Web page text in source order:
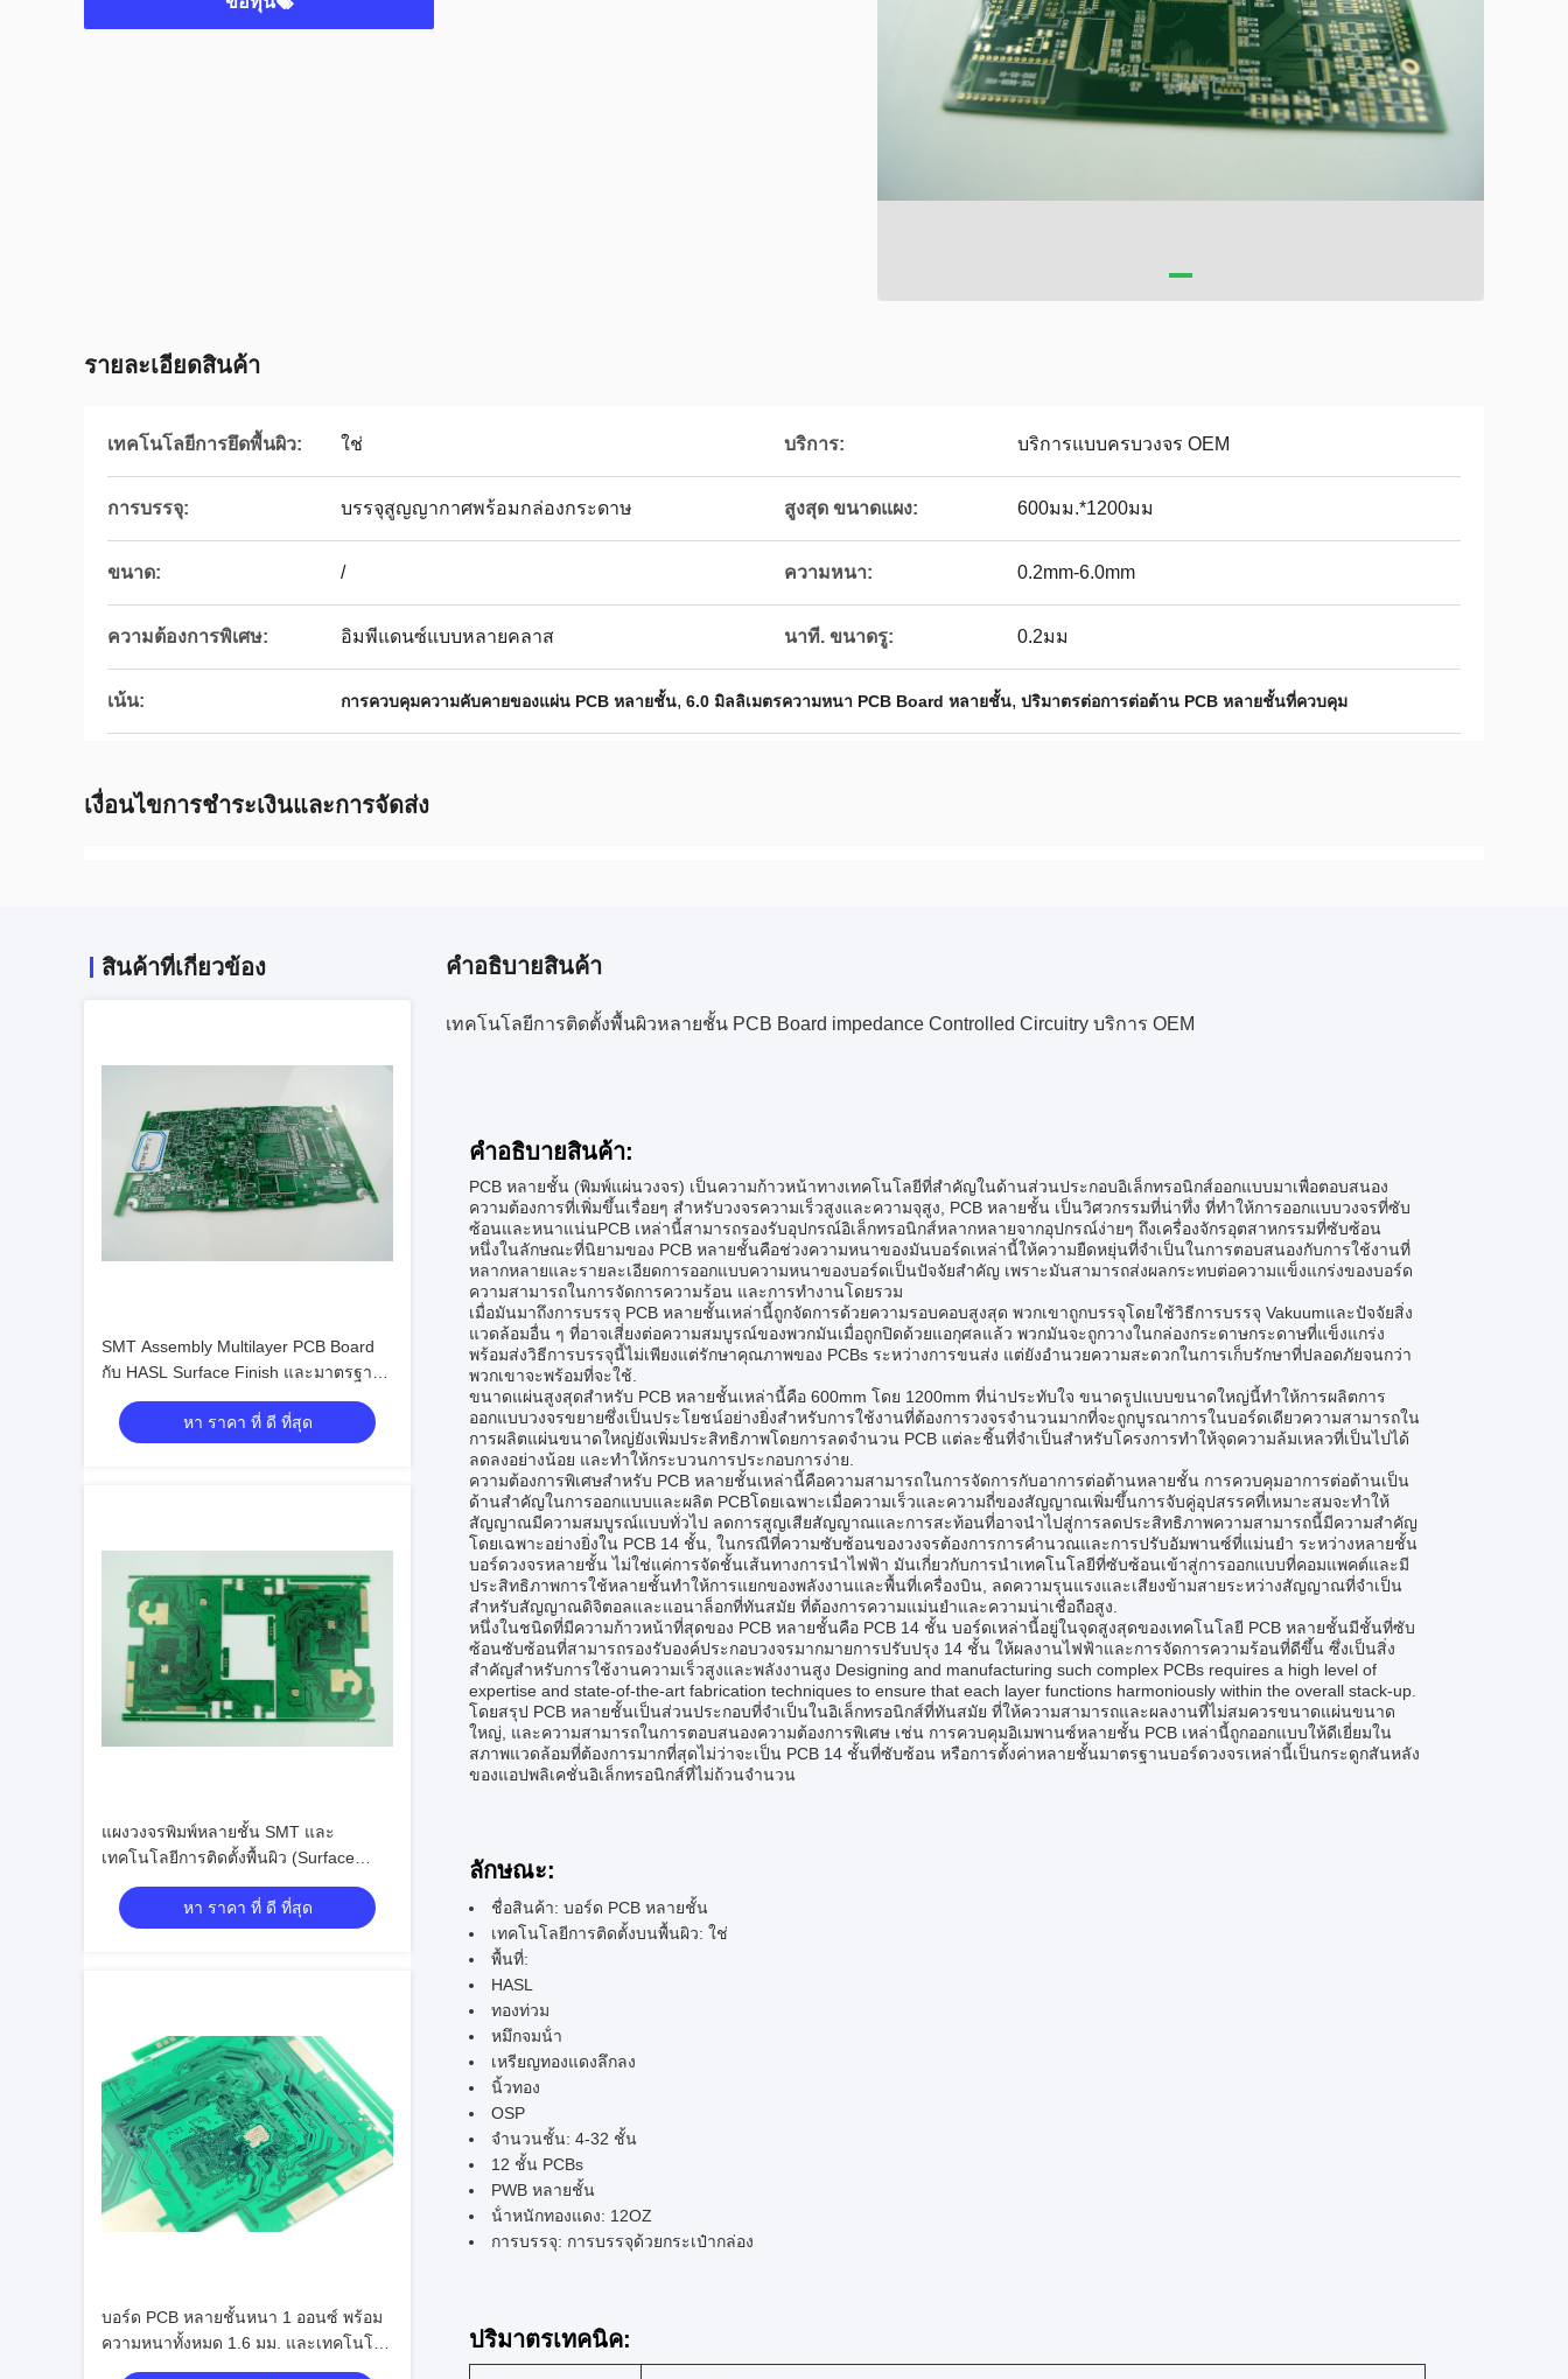
รายละเอียดสินค้า
เทคโนโลยีการยึดพื้นผิว: ใช่ บริการ: บริการแบบครบวงจร OEM
การบรรจุ: บรรจุสูญญากาศพร้อมกล่องกระดาษ สูงสุด ขนาดแผง: 600มม.*1200มม
ขนาด: / ความหนา: 0.2mm-6.0mm
ความต้องการพิเศษ: อิมพีแดนซ์แบบหลายคลาส นาที. ขนาดรู: 0.2มม
เน้น: การควบคุมความคับคายของแผ่น PCB หลายชั้น, 6.0 มิลลิเมตรความหนา PCB Board หลายชั้น, ปริมาตรต่อการต่อต้าน PCB หลายชั้นที่ควบคุม
เงื่อนไขการชําระเงินและการจัดส่ง
สินค้าที่เกี่ยวข้อง
SMT Assembly Multilayer PCB Board
กับ HASL Surface Finish และมาตรฐาน
IPC-A-610 D
หา ราคา ที่ ดี ที่สุด
แผงวงจรพิมพ์หลายชั้น SMT และ
เทคโนโลยีการติดตั้งพื้นผิว (Surface
Mount Technology) พร้อม 6 เลเยอร์
หา ราคา ที่ ดี ที่สุด
บอร์ด PCB หลายชั้นหนา 1 ออนซ์ พร้อม
ความหนาทั้งหมด 1.6 มม. และเทคโนโลยี
ติดตั้งบนพื้นผิว
คําอธิบายสินค้า
เทคโนโลยีการติดตั้งพื้นผิวหลายชั้น PCB Board impedance Controlled Circuitry บริการ OEM
คําอธิบายสินค้า:
PCB หลายชั้น (พิมพ์แผ่นวงจร) เป็นความก้าวหน้าทางเทคโนโลยีที่สําคัญในด้านส่วนประกอบอิเล็กทรอนิกส์ออกแบบมาเพื่อตอบสนอง
ความต้องการที่เพิ่มขึ้นเรื่อยๆ สําหรับวงจรความเร็วสูงและความจุสูง, PCB หลายชั้น เป็นวิศวกรรมที่น่าทึ่ง ที่ทําให้การออกแบบวงจรที่ซับ
ซ้อนและหนาแน่นPCB เหล่านี้สามารถรองรับอุปกรณ์อิเล็กทรอนิกส์หลากหลายจากอุปกรณ์ง่ายๆ ถึงเครื่องจักรอุตสาหกรรมที่ซับซ้อน
หนึ่งในลักษณะที่นิยามของ PCB หลายชั้นคือช่วงความหนาของมันบอร์ดเหล่านี้ให้ความยืดหยุ่นที่จําเป็นในการตอบสนองกับการใช้งานที่
หลากหลายและรายละเอียดการออกแบบความหนาของบอร์ดเป็นปัจจัยสําคัญ เพราะมันสามารถส่งผลกระทบต่อความแข็งแกร่งของบอร์ด
ความสามารถในการจัดการความร้อน และการทํางานโดยรวม
เมื่อมันมาถึงการบรรจุ PCB หลายชั้นเหล่านี้ถูกจัดการด้วยความรอบคอบสูงสุด พวกเขาถูกบรรจุโดยใช้วิธีการบรรจุ Vakuumและปัจจัยสิ่ง
แวดล้อมอื่น ๆ ที่อาจเสี่ยงต่อความสมบูรณ์ของพวกมันเมื่อถูกปิดด้วยแอกุศลแล้ว พวกมันจะถูกวางในกล่องกระดาษกระดาษที่แข็งแกร่ง
พร้อมส่งวิธีการบรรจุนี้ไม่เพียงแต่รักษาคุณภาพของ PCBs ระหว่างการขนส่ง แต่ยังอํานวยความสะดวกในการเก็บรักษาที่ปลอดภัยจนกว่า
พวกเขาจะพร้อมที่จะใช้.
ขนาดแผ่นสูงสุดสําหรับ PCB หลายชั้นเหล่านี้คือ 600mm โดย 1200mm ที่น่าประทับใจ ขนาดรูปแบบขนาดใหญ่นี้ทําให้การผลิตการ
ออกแบบวงจรขยายซึ่งเป็นประโยชน์อย่างยิ่งสําหรับการใช้งานที่ต้องการวงจรจํานวนมากที่จะถูกบูรณาการในบอร์ดเดียวความสามารถใน
การผลิตแผ่นขนาดใหญ่ยังเพิ่มประสิทธิภาพโดยการลดจํานวน PCB แต่ละชิ้นที่จําเป็นสําหรับโครงการทําให้จุดความล้มเหลวที่เป็นไปได้
ลดลงอย่างน้อย และทําให้กระบวนการประกอบการง่าย.
ความต้องการพิเศษสําหรับ PCB หลายชั้นเหล่านี้คือความสามารถในการจัดการกับอาการต่อต้านหลายชั้น การควบคุมอาการต่อต้านเป็น
ด้านสําคัญในการออกแบบและผลิต PCBโดยเฉพาะเมื่อความเร็วและความถี่ของสัญญาณเพิ่มขึ้นการจับคู่อุปสรรคที่เหมาะสมจะทําให้
สัญญาณมีความสมบูรณ์แบบทั่วไป ลดการสูญเสียสัญญาณและการสะท้อนที่อาจนําไปสู่การลดประสิทธิภาพความสามารถนี้มีความสําคัญ
โดยเฉพาะอย่างยิ่งใน PCB 14 ชั้น, ในกรณีที่ความซับซ้อนของวงจรต้องการการคํานวณและการปรับอัมพานซ์ที่แม่นยํา ระหว่างหลายชั้น
บอร์ดวงจรหลายชั้น ไม่ใช่แค่การจัดชั้นเส้นทางการนําไฟฟ้า มันเกี่ยวกับการนําเทคโนโลยีที่ซับซ้อนเข้าสู่การออกแบบที่คอมแพคต์และมี
ประสิทธิภาพการใช้หลายชั้นทําให้การแยกของพลังงานและพื้นที่เครื่องบิน, ลดความรุนแรงและเสียงข้ามสายระหว่างสัญญาณที่จําเป็น
สําหรับสัญญาณดิจิตอลและแอนาล็อกที่ทันสมัย ที่ต้องการความแม่นยําและความน่าเชื่อถือสูง.
หนึ่งในชนิดที่มีความก้าวหน้าที่สุดของ PCB หลายชั้นคือ PCB 14 ชั้น บอร์ดเหล่านี้อยู่ในจุดสูงสุดของเทคโนโลยี PCB หลายชั้นมีชั้นที่ซับ
ซ้อนซับซ้อนที่สามารถรองรับองค์ประกอบวงจรมากมายการปรับปรุง 14 ชั้น ให้ผลงานไฟฟ้าและการจัดการความร้อนที่ดีขึ้น ซึ่งเป็นสิ่ง
สําคัญสําหรับการใช้งานความเร็วสูงและพลังงานสูง Designing and manufacturing such complex PCBs requires a high level of
expertise and state-of-the-art fabrication techniques to ensure that each layer functions harmoniously within the overall stack-up.
โดยสรุป PCB หลายชั้นเป็นส่วนประกอบที่จําเป็นในอิเล็กทรอนิกส์ที่ทันสมัย ที่ให้ความสามารถและผลงานที่ไม่สมควรขนาดแผ่นขนาด
ใหญ่, และความสามารถในการตอบสนองความต้องการพิเศษ เช่น การควบคุมอิเมพานซ์หลายชั้น PCB เหล่านี้ถูกออกแบบให้ดีเยี่ยมใน
สภาพแวดล้อมที่ต้องการมากที่สุดไม่ว่าจะเป็น PCB 14 ชั้นที่ซับซ้อน หรือการตั้งค่าหลายชั้นมาตรฐานบอร์ดวงจรเหล่านี้เป็นกระดูกสันหลัง
ของแอปพลิเคชั่นอิเล็กทรอนิกส์ที่ไม่ถ้วนจํานวน
ลักษณะ:
ชื่อสินค้า: บอร์ด PCB หลายชั้น
เทคโนโลยีการติดตั้งบนพื้นผิว: ใช่
พื้นที่:
HASL
ทองท่วม
หมึกจมน้ํา
เหรียญทองแดงลึกลง
นิ้วทอง
OSP
จํานวนชั้น: 4-32 ชั้น
12 ชั้น PCBs
PWB หลายชั้น
น้ําหนักทองแดง: 12OZ
การบรรจุ: การบรรจุด้วยกระเป๋ากล่อง
ปริมาตรเทคนิค: